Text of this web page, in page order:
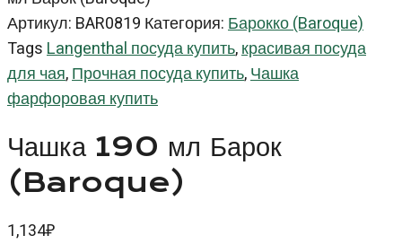
Артикул: BAR0819 Категория:Барокко (Baroque)
TagsLangenthal посуда купить,красивая посуда
для чая,Прочная посуда купить,Чашка
фарфоровая купить
Чашка 190 мл Барок
(Baroque)
1,134₽